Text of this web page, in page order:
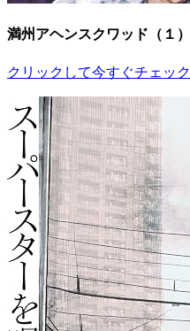
満州アヘンスクワッド（１）
クリックして今すぐチェック